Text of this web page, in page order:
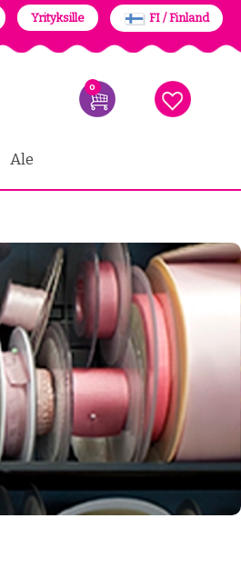
Yrityksille FI / Finland
0
Ale